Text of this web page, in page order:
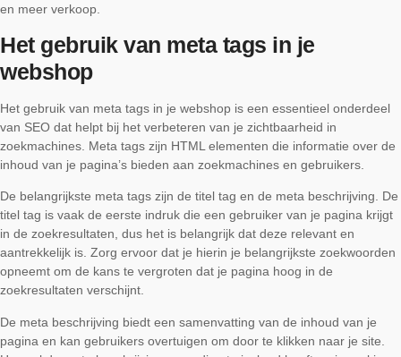
en meer verkoop.
Het gebruik van meta tags in je
webshop
Het gebruik van meta tags in je webshop is een essentieel onderdeel
van SEO dat helpt bij het verbeteren van je zichtbaarheid in
zoekmachines. Meta tags zijn HTML elementen die informatie over de
inhoud van je pagina’s bieden aan zoekmachines en gebruikers.
De belangrijkste meta tags zijn de titel tag en de meta beschrijving. De
titel tag is vaak de eerste indruk die een gebruiker van je pagina krijgt
in de zoekresultaten, dus het is belangrijk dat deze relevant en
aantrekkelijk is. Zorg ervoor dat je hierin je belangrijkste zoekwoorden
opneemt om de kans te vergroten dat je pagina hoog in de
zoekresultaten verschijnt.
De meta beschrijving biedt een samenvatting van de inhoud van je
pagina en kan gebruikers overtuigen om door te klikken naar je site.